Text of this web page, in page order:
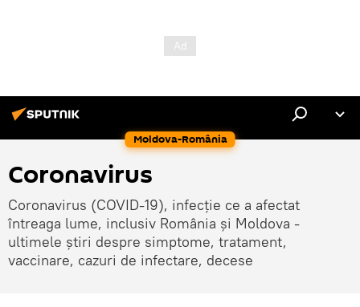
Moldova-România
Coronavirus
Coronavirus (COVID-19), infecție ce a afectat
întreaga lume, inclusiv România și Moldova -
ultimele știri despre simptome, tratament,
vaccinare, cazuri de infectare, decese